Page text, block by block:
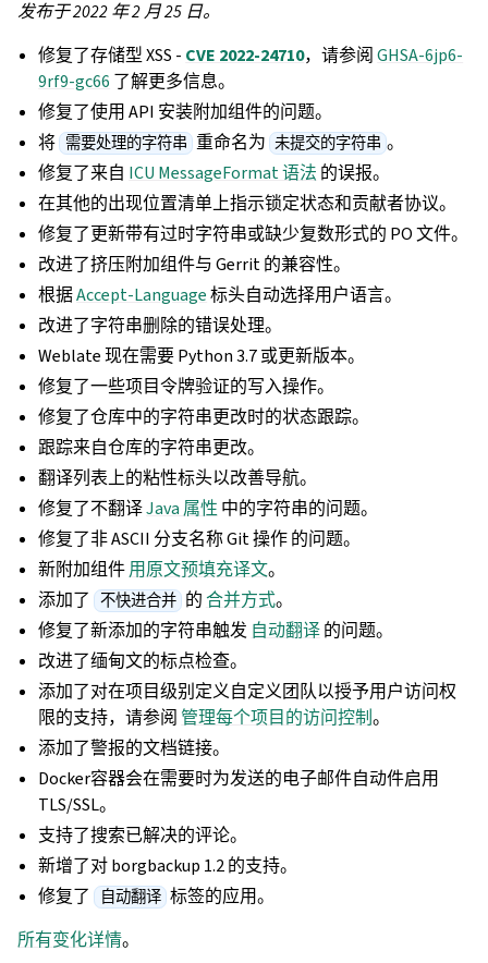
发布于 2022 年 2 月 25 日。
修复了存储型 XSS - CVE 2022-24710，请参阅GHSA-6jp6-
9rf9-gc66 了解更多信息。
修复了使用 API 安装附加组件的问题。
将 需要处理的字符串 重命名为 未提交的字符串 。
修复了来自 ICU MessageFormat 语法 的误报。
在其他的出现位置清单上指示锁定状态和贡献者协议。
修复了更新带有过时字符串或缺少复数形式的 PO 文件。
改进了挤压附加组件与 Gerrit 的兼容性。
根据Accept-Language标头自动选择用户语言。
改进了字符串删除的错误处理。
Weblate 现在需要 Python 3.7 或更新版本。
修复了一些项目令牌验证的写入操作。
修复了仓库中的字符串更改时的状态跟踪。
跟踪来自仓库的字符串更改。
翻译列表上的粘性标头以改善导航。
修复了不翻译Java 属性 中的字符串的问题。
修复了非 ASCII 分支名称 Git 操作 的问题。
新附加组件用原文预填充译文。
添加了 不快进合并 的合并方式。
修复了新添加的字符串触发 自动翻译的问题。
改进了缅甸文的标点检查。
添加了对在项目级别定义自定义团队以授予用户访问权
限的支持，请参阅 管理每个项目的访问控制。
添加了警报的文档链接。
Docker容器会在需要时为发送的电子邮件自动件启用
TLS/SSL。
支持了搜索已解决的评论。
新增了对 borgbackup 1.2 的支持。
修复了 自动翻译 标签的应用。
所有变化详情。